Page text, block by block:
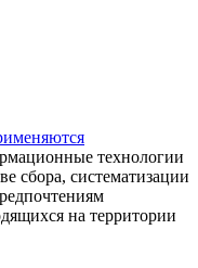
технологии
сбора, систематизации
на территории